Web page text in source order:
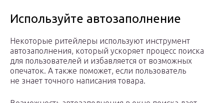
Используйте автозаполнение
Некоторые ритейлеры используют инструмент
автозаполнения, который ускоряет процесс поиска
для пользователей и избавляется от возможных
опечаток. А также поможет, если пользователь
не знает точного написания товара.